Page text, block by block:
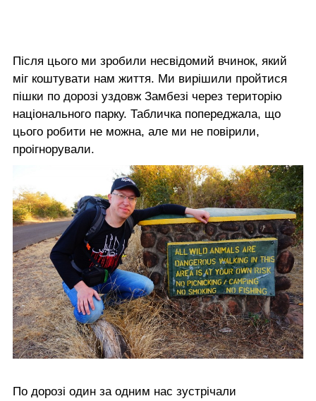
Після цього ми зробили несвідомий вчинок, який
міг коштувати нам життя. Ми вирішили пройтися
пішки по дорозі уздовж Замбезі через територію
національного парку. Табличка попереджала, що
цього робити не можна, але ми не повірили,
проігнорували.
По дорозі один за одним нас зустрічали